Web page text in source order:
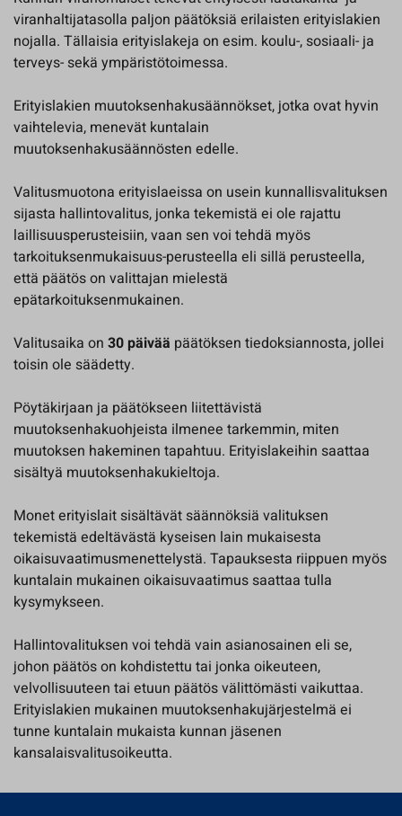
viranhaltijatasolla paljon päätöksiä erilaisten erityislakien
nojalla. Tällaisia erityislakeja on esim. koulu-, sosiaali- ja
terveys- sekä ympäristötoimessa.
Erityislakien muutoksenhakusäännökset, jotka ovat hyvin
vaihtelevia, menevät kuntalain
muutoksenhakusäännösten edelle.
Valitusmuotona erityislaeissa on usein kunnallisvalituksen
sijasta hallintovalitus, jonka tekemistä ei ole rajattu
laillisuusperusteisiin, vaan sen voi tehdä myös
tarkoituksenmukaisuus-perusteella eli sillä perusteella,
että päätös on valittajan mielestä
epätarkoituksenmukainen.
Valitusaika on 30 päivää päätöksen tiedoksiannosta, jollei
toisin ole säädetty.
Pöytäkirjaan ja päätökseen liitettävistä
muutoksenhakuohjeista ilmenee tarkemmin, miten
muutoksen hakeminen tapahtuu. Erityislakeihin saattaa
sisältyä muutoksenhakukieltoja.
Monet erityislait sisältävät säännöksiä valituksen
tekemistä edeltävästä kyseisen lain mukaisesta
oikaisuvaatimusmenettelystä. Tapauksesta riippuen myös
kuntalain mukainen oikaisuvaatimus saattaa tulla
kysymykseen.
Hallintovalituksen voi tehdä vain asianosainen eli se,
johon päätös on kohdistettu tai jonka oikeuteen,
velvollisuuteen tai etuun päätös välittömästi vaikuttaa.
Erityislakien mukainen muutoksenhakujärjestelmä ei
tunne kuntalain mukaista kunnan jäsenen
kansalaisvalitusoikeutta.